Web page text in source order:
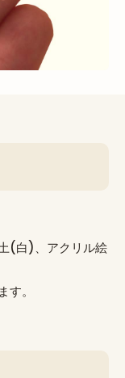
(白)、アクリル絵
。